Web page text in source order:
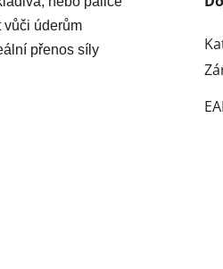
vůči úderům
přenos síly